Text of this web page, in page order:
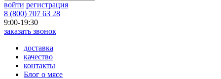
войти регистрация
8 (800) 707 63 28
9:00-19:30
заказать звонок
доставка
качество
контакты
Блог о мясе